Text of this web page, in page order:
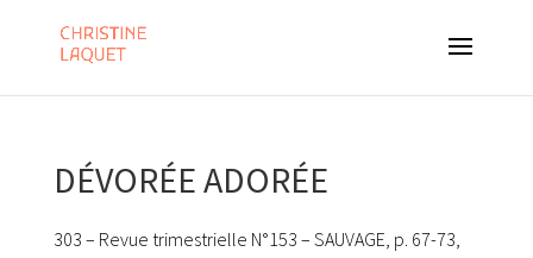
DÉVORÉE ADORÉE
303 – Revue trimestrielle N°153 – SAUVAGE, p. 67-73,